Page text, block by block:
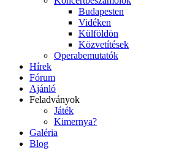
Budapesten
Vidéken
Külföldön
Közvetítések
Operabemutatók
Hírek
Fórum
Ajánló
Feladványok
Játék
Kimernya?
Galéria
Blog